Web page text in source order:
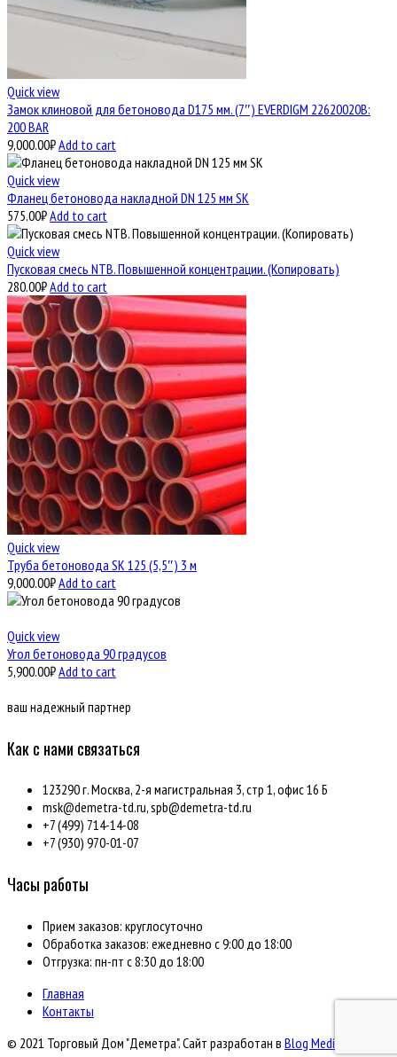
Quick view
Замок клиновой для бетоновода D175 мм. (7″) EVERDIGM 22620020B:
200 BAR
9,000.00₽Add to cart
Quick view
Фланец бетоновода накладной DN 125 мм SK
575.00₽Add to cart
Quick view
Пусковая смесь NTB. Повышенной концентрации. (Копировать)
280.00₽Add to cart
Quick view
Труба бетоновода SK 125 (5,5″) 3 м
9,000.00₽Add to cart
Quick view
Угол бетоновода 90 градусов
5,900.00₽Add to cart
ваш надежный партнер
Как с нами связаться
123290 г. Москва, 2-я магистральная 3, стр 1, офис 16 Б
msk@demetra-td.ru, spb@demetra-td.ru
+7 (499) 714-14-08
+7 (930) 970-01-07
Часы работы
Прием заказов: круглосуточно
Обработка заказов: ежедневно с 9:00 до 18:00
Отгрузка: пн-пт с 8:30 до 18:00
Главная
Контакты
© 2021 Торговый Дом "Деметра". Сайт разработан в Blog Media SRL